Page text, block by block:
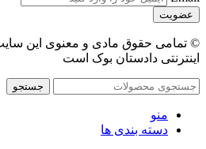
© تمامی حقوق مادی و معنوی این
اینترنتی دادستان بوک است
جستجو
منو
دسته بندی ها